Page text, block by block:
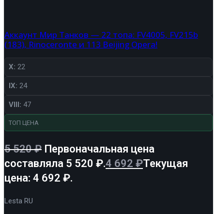
Аккаунт Мир Танков — 22 топа: FV4005, FV215b
(183), Rinoceronte и 113 Beijing Opera!
X: 22
IX: 24
VIII: 47
ТОП ЦЕНА
5 520₽ Первоначальная цена
составляла 5 520 ₽.4 692 ₽Текущая
цена: 4 692 ₽.
Lesta RU